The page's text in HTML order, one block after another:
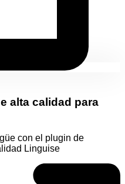
alta calidad para
con el plugin de
Linguise